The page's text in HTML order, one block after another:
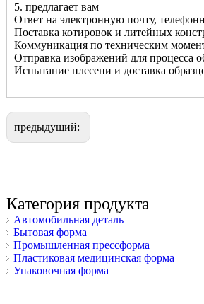
5. предлагает вам
Ответ на электронную почту,
Поставка котировок и литейных
Коммуникация по техническим
Отправка изображений для процесса
Испытание плесени и доставка
предыдущий:
Категория продукта
Автомобильная деталь
Бытовая форма
Промышленная прессформа
Пластиковая медицинская форма
Упаковочная форма